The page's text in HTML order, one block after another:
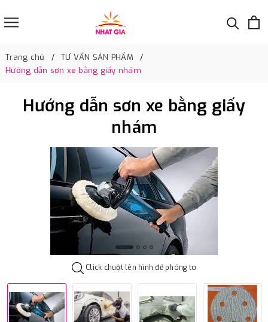
Trang chủ
TƯ VẤN SẢN PHẨM
Hướng dẫn sơn xe bằng giấy nhám
Hướng dẫn sơn xe bằng giấy
nhám
Click chuột lên hình để phóng to